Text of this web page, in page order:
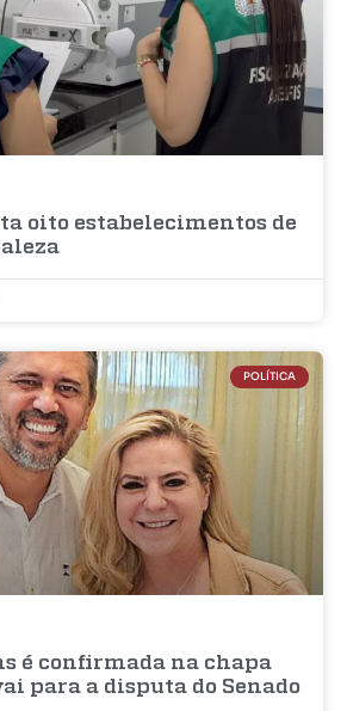
oito estabelecimentos de
POLÍTICA
é confirmada na chapa
para a disputa do Senado